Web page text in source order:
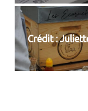
Crédit :